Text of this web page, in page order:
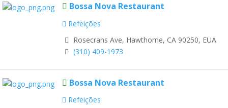
Bossa Nova Restaurant
Refeições
Rosecrans Ave, Hawthorne, CA 90250, EUA
(310) 409-1973
Bossa Nova Restaurant
Refeições